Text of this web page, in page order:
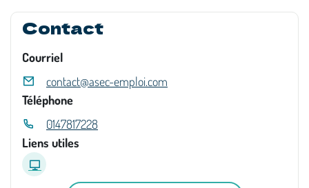
Contact
Courriel
contact@asec-emploi.com
Téléphone
0147817228
Liens utiles